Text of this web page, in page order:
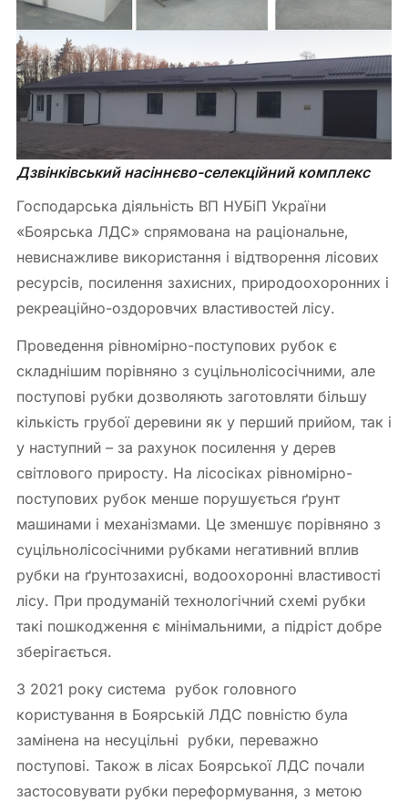
Дзвінківський насіннєво-селекційний комплекс
Господарська діяльність ВП НУБіП України
«Боярська ЛДС» спрямована на раціональне,
невиснажливе використання і відтворення лісових
ресурсів, посилення захисних, природоохоронних і
рекреаційно-оздоровчих властивостей лісу.
Проведення рівномірно-поступових рубок є
складнішим порівняно з суцільнолісосічними, але
поступові рубки дозволяють заготовляти більшу
кількість грубої деревини як у перший прийом, так і
у наступний – за рахунок посилення у дерев
світлового приросту. На лісосіках рівномірно-
поступових рубок менше порушується ґрунт
машинами і механізмами. Це зменшує порівняно з
суцільнолісосічними рубками негативний вплив
рубки на ґрунтозахисні, водоохоронні властивості
лісу. При продуманій технологічний схемі рубки
такі пошкодження є мінімальними, а підріст добре
зберігається.
З 2021 року система рубок головного
користування в Боярській ЛДС повністю була
замінена на несуцільні рубки, переважно
поступові. Також в лісах Боярської ЛДС почали
застосовувати рубки переформування, з метою